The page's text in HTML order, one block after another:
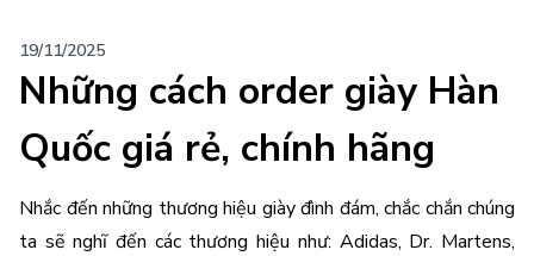
19/11/2025
Những cách order giày Hàn
Quốc giá rẻ, chính hãng
Nhắc đến những thương hiệu giày đình đám, chắc chắn chúng
ta sẽ nghĩ đến các thương hiệu như: Adidas, Dr. Martens,